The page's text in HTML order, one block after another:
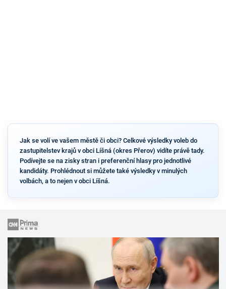
Jak se volí ve vašem městě či obci? Celkové výsledky voleb do
zastupitelstev krajů v obci Líšná (okres Přerov) vidíte právě tady.
Podívejte se na zisky stran i preferenční hlasy pro jednotlivé
kandidáty. Prohlédnout si můžete také výsledky v minulých
volbách, a to nejen v obci Líšná.